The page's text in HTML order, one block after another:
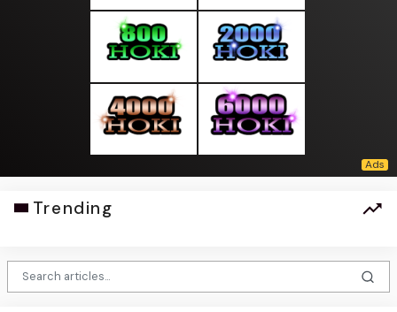
Trending